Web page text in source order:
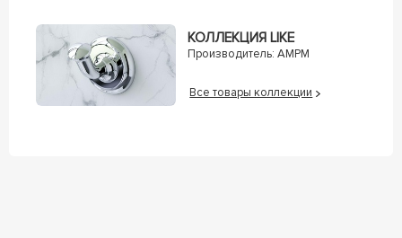
КОЛЛЕКЦИЯ LIKE
Производитель: AMPM
Все товары коллекции